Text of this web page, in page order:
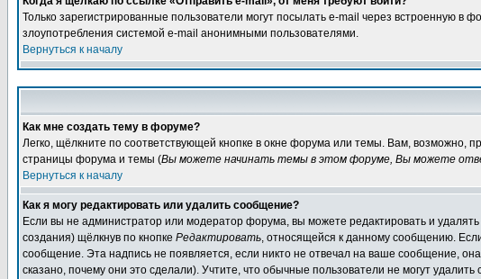
Только зарегистрированные пользователи могут посылать e-mail через встроенную
злоупотребления системой e-mail анонимными пользователями.
Вернуться к началу
Как мне создать тему в форуме?
Легко, щёлкните по соответствующей кнопке в окне форума или темы. Вам, возможно,
страницы форума и темы (Вы можете начинать темы в этом форуме, Вы можете
Вернуться к началу
Как я могу редактировать или удалить сообщение?
Если вы не администратор или модератор форума, вы можете редактировать и
создания) щёлкнув по кнопке Редактировать, относящейся к данному сообщению.
сообщение. Эта надпись не появляется, если никто не отвечал на ваше сообщение,
сказано, почему они это сделали). Учтите, что обычные пользователи не могут